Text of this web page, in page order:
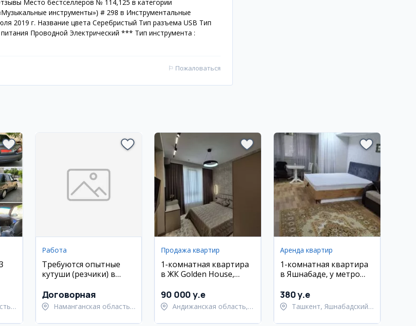
Место бестселлеров № 114,125 в категории
инструменты») # 298 в Инструментальные
2019 г. Название цвета Серебристый Тип разъема USB Тип
Проводной Электрический *** Тип инструмента :
⚐ Пожаловаться
Работа
Требуются опытные
кутуши (резчики) в
Seven, Наманган
Договорная
Наманганская область,
Продажа квартир
1-комнатная квартира
в ЖК Golden House,
9/12 этаж
90 000 y.e
Андижанская область,
Аренда квартир
1-комнатная квартира
в Яшнабаде, у метро
380 y.e
Ташкент, Яшнабадский